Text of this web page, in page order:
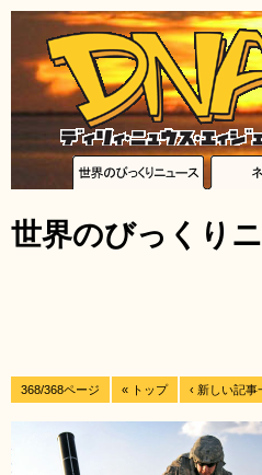
世界のびっくり
368/368ページ « トップ ‹ 新しい記事